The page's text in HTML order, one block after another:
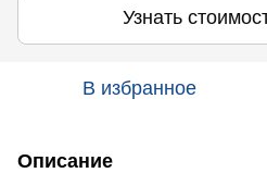
Узнать
В избранное
Описание